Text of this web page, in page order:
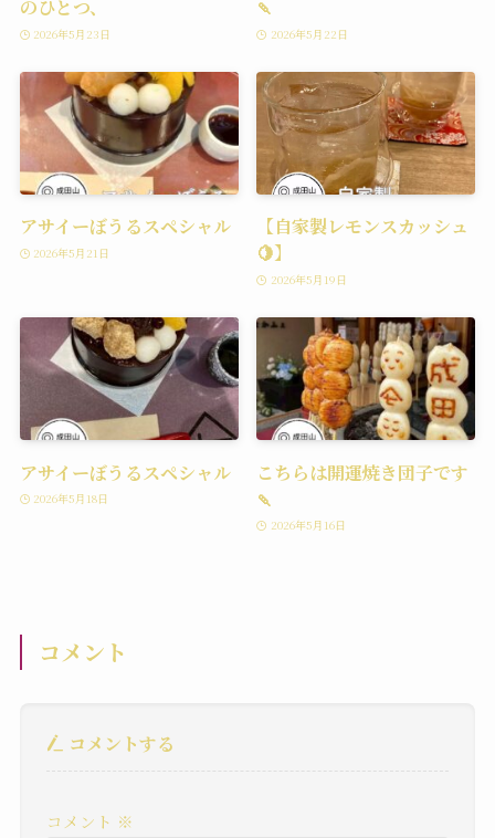
のひとつ、
2026年5月23日
🍡
2026年5月22日
アサイーぼうるスペシャル
2026年5月21日
【自家製レモンスカッシュ
🍋】
2026年5月19日
アサイーぼうるスペシャル
2026年5月18日
こちらは開運焼き団子です
🍡
2026年5月16日
コメント
コメントする
コメント ※